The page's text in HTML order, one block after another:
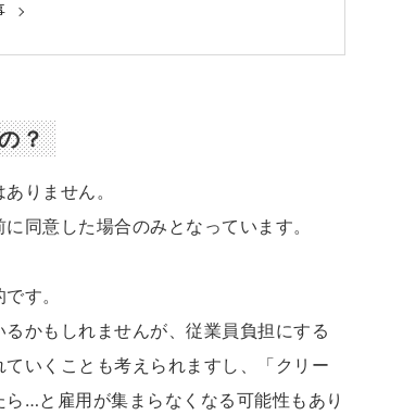
？
りません。
同意した場合のみとなっています。
す。
かもしれませんが、従業員負担にする
いくことも考えられますし、「クリー
…と雇用が集まらなくなる可能性もあり